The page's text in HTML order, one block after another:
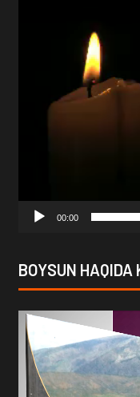
00:00
BOYSUN
Video
Player